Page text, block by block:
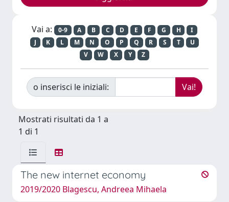
Vai a: 0-9 A B C D E F G H
I
J
K L M N O P Q R S T
U
V
W X Y Z
o inserisci le iniziali:
Mostrati risultati da 1 a
1 di 1
The new internet economy
2019/2020 Blagescu, Andreea Mihaela